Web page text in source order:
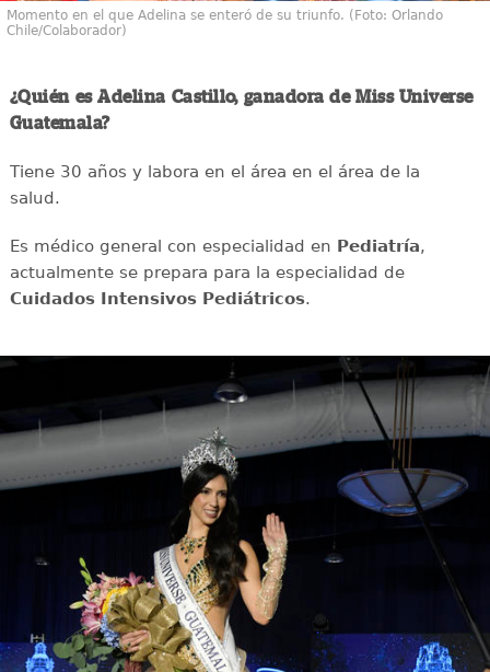
Momento en el que Adelina se enteró de su triunfo. (Foto: Orlando
Chile/Colaborador)
¿Quién es Adelina Castillo, ganadora de Miss Universe
Guatemala?
Tiene 30 años y labora en el área en el área de la
salud.
Es médico general con especialidad en Pediatría,
actualmente se prepara para la especialidad de
Cuidados Intensivos Pediátricos.